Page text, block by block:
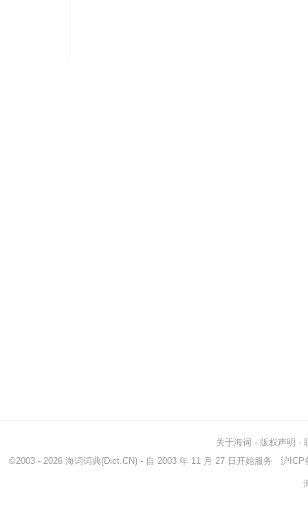
关于海词 - 版权声明 -
©2003 - 2026 海词词典(Dict.CN) - 自 2003 年 11 月 27 日开始服务 沪ICP